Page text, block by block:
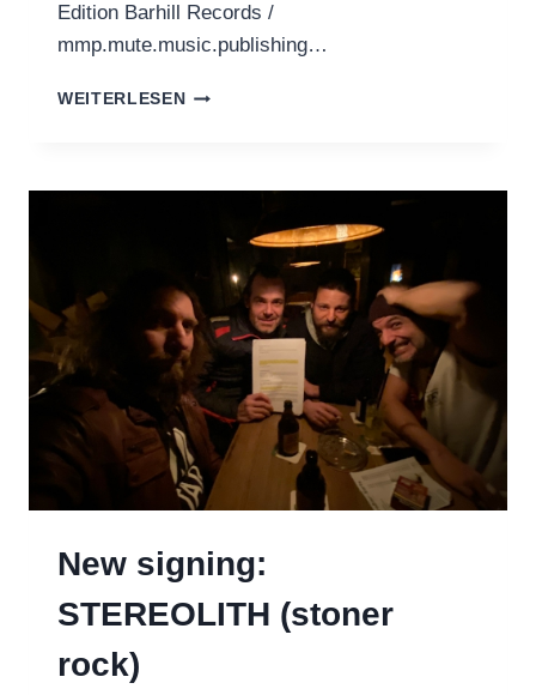
Edition Barhill Records /
mmp.mute.music.publishing…
WEITERLESENTAKE
THRILL
New signing:
STEREOLITH (stoner
rock)